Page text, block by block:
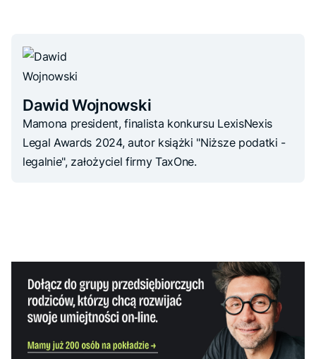
Dawid Wojnowski
Mamona president, finalista konkursu LexisNexis
Legal Awards 2024, autor książki "Niższe podatki -
legalnie", założyciel firmy TaxOne.